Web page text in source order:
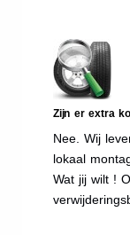
Zijn er extra
Nee. Wij
lokaal
Wat jij wilt !